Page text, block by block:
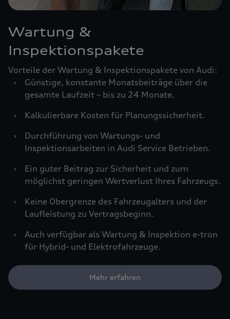
Wartung &
Inspektionspakete
Vorteile der Wartung & Inspektionspakete von Audi:
›
Günstige, konstante Monatsbeiträge über die
gesamte Laufzeit – bis zu 24 Monate.
›
Kalkulierbare Kosten für Planungssicherheit.
›
Durchführung von Wartungs- und
Inspektionsarbeiten in Audi Service Betrieben.
›
Ein guter Beitrag zur Sicherheit und zum
möglichst geringen Wertverlust Ihres Fahrzeugs.
›
Keine Obergrenze des Fahrzeugalters und der
Laufleistung zu Vertragsbeginn.
›
Auch verfügbar als Wartung & Inspektion e-tron
für Hybrid- und Elektrofahrzeuge.
Mehr erfahren